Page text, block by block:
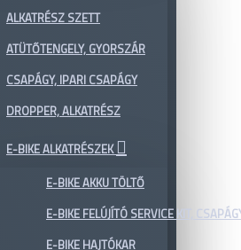
ALKATRÉSZ SZETT
ATÜTŐTENGELY, GYORSZÁR
CSAPÁGY, IPARI CSAPÁGY
DROPPER, ALKATRÉSZ
E-BIKE ALKATRÉSZEK
E-BIKE AKKU TÖLTŐ
E-BIKE FELÚJÍTÓ SERVICE KIT,
E-BIKE HAJTÓKAR